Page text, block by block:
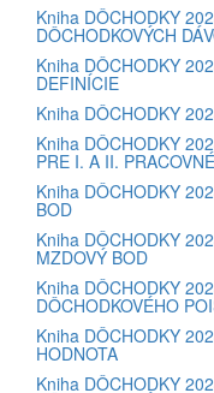
Kniha DÔCHODKY
DÔCHODKOVÝCH
Kniha DÔCHODKY
DEFINÍCIE
Kniha DÔCHODKY
Kniha DÔCHODKY
PRE I. A II.
Kniha DÔCHODKY
BOD
Kniha DÔCHODKY
MZDOVÝ BOD
Kniha DÔCHODKY
DÔCHODKOVÉHO
Kniha DÔCHODKY
HODNOTA
Kniha DÔCHODKY